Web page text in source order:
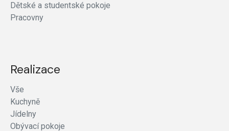
Dětské a studentské pokoje
Pracovny
Realizace
Vše
Kuchyně
Jídelny
Obývací pokoje